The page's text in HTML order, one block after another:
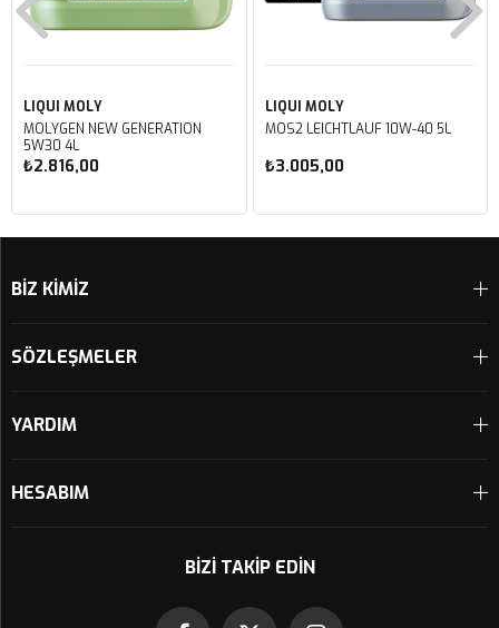
LIQUI MOLY
MOLYGEN NEW GENERATION
5W30 4L
₺2.816,00
LIQUI MOLY
MOS2 LEICHTLAUF 10W-40 5L
₺3.005,00
BİZ KİMİZ
SÖZLEŞMELER
YARDIM
HESABIM
BIZI TAKIP EDIN